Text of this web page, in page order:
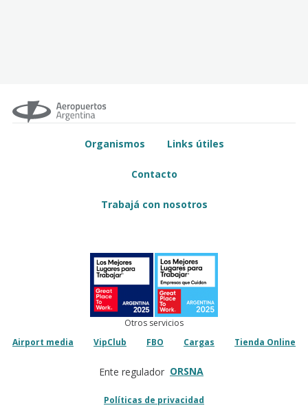
Organismos Links útiles
Contacto
Trabajá con nosotros
Otros servicios
Airport media
VipClub FBO Cargas Tienda Online
Ente regulador ORSNA
Políticas de privacidad